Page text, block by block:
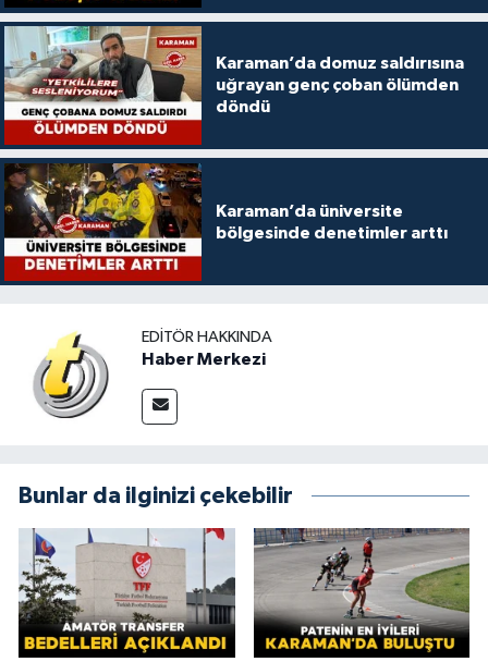
Karaman’da domuz saldırısına
uğrayan genç çoban ölümden
döndü
Karaman’da üniversite
bölgesinde denetimler arttı
EDITÖR HAKKINDA
Haber Merkezi
Bunlar da ilginizi çekebilir